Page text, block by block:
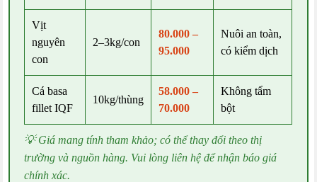
Vịt
nguyên
con
2–3kg/con
80.000 –
95.000
Nuôi an toàn,
có kiểm dịch
Cá basa
fillet IQF
10kg/thùng
58.000 –
70.000
Không tẩm
bột
💡 Giá mang tính tham khảo; có thể thay đổi theo thị
trường và nguồn hàng. Vui lòng liên hệ để nhận báo giá
chính xác.